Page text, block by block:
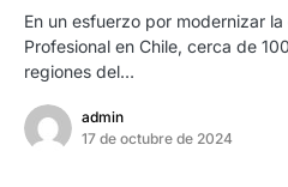
En un esfuerzo por modernizar
Profesional en Chile, cerca de
regiones del…
admin
17 de octubre de 2024